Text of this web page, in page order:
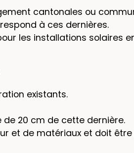
cantonales ou
à ces dernières.
les installations solaires
existants.
20 cm de cette dernière.
et de matériaux et doit